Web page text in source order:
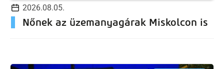
2026.08.05.
Nőnek az üzemanyagárak Miskolcon is